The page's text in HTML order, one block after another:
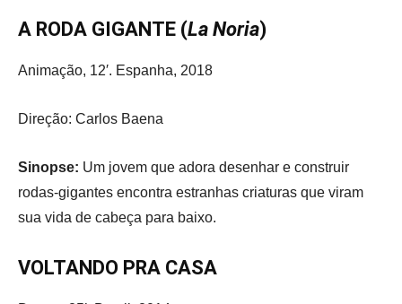
A RODA GIGANTE (La Noria)
Animação, 12′. Espanha, 2018
Direção: Carlos Baena
Sinopse: Um jovem que adora desenhar e construir
rodas-gigantes encontra estranhas criaturas que viram
sua vida de cabeça para baixo.
VOLTANDO PRA CASA